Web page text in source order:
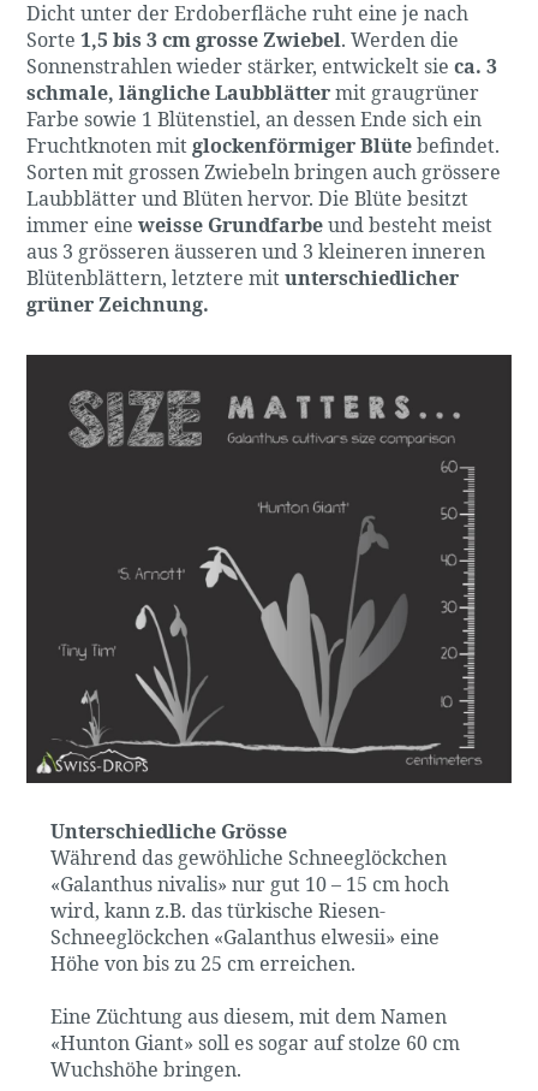
Dicht unter der Erdoberfläche ruht eine je nach
Sorte1,5 bis 3 cm grosse Zwiebel. Werden die
Sonnenstrahlen wieder stärker, entwickelt sieca. 3
schmale, längliche Laubblätter mit graugrüner
Farbe sowie 1 Blütenstiel, an dessen Ende sich ein
Fruchtknoten mitglockenförmiger Blüte befindet.
Sorten mit grossen Zwiebeln bringen auch grössere
Laubblätter und Blüten hervor. Die Blüte besitzt
immer eineweisse Grundfarbe und besteht meist
aus 3 grösseren äusseren und 3 kleineren inneren
Blütenblättern, letztere mitunterschiedlicher
grüner Zeichnung.
Unterschiedliche Grösse
Während das gewöhliche Schneeglöckchen
«Galanthus nivalis» nur gut 10 – 15 cm hoch
wird, kann z.B. das türkische Riesen-
Schneeglöckchen «Galanthus elwesii» eine
Höhe von bis zu 25 cm erreichen.
Eine Züchtung aus diesem, mit dem Namen
«Hunton Giant» soll es sogar auf stolze 60 cm
Wuchshöhe bringen.